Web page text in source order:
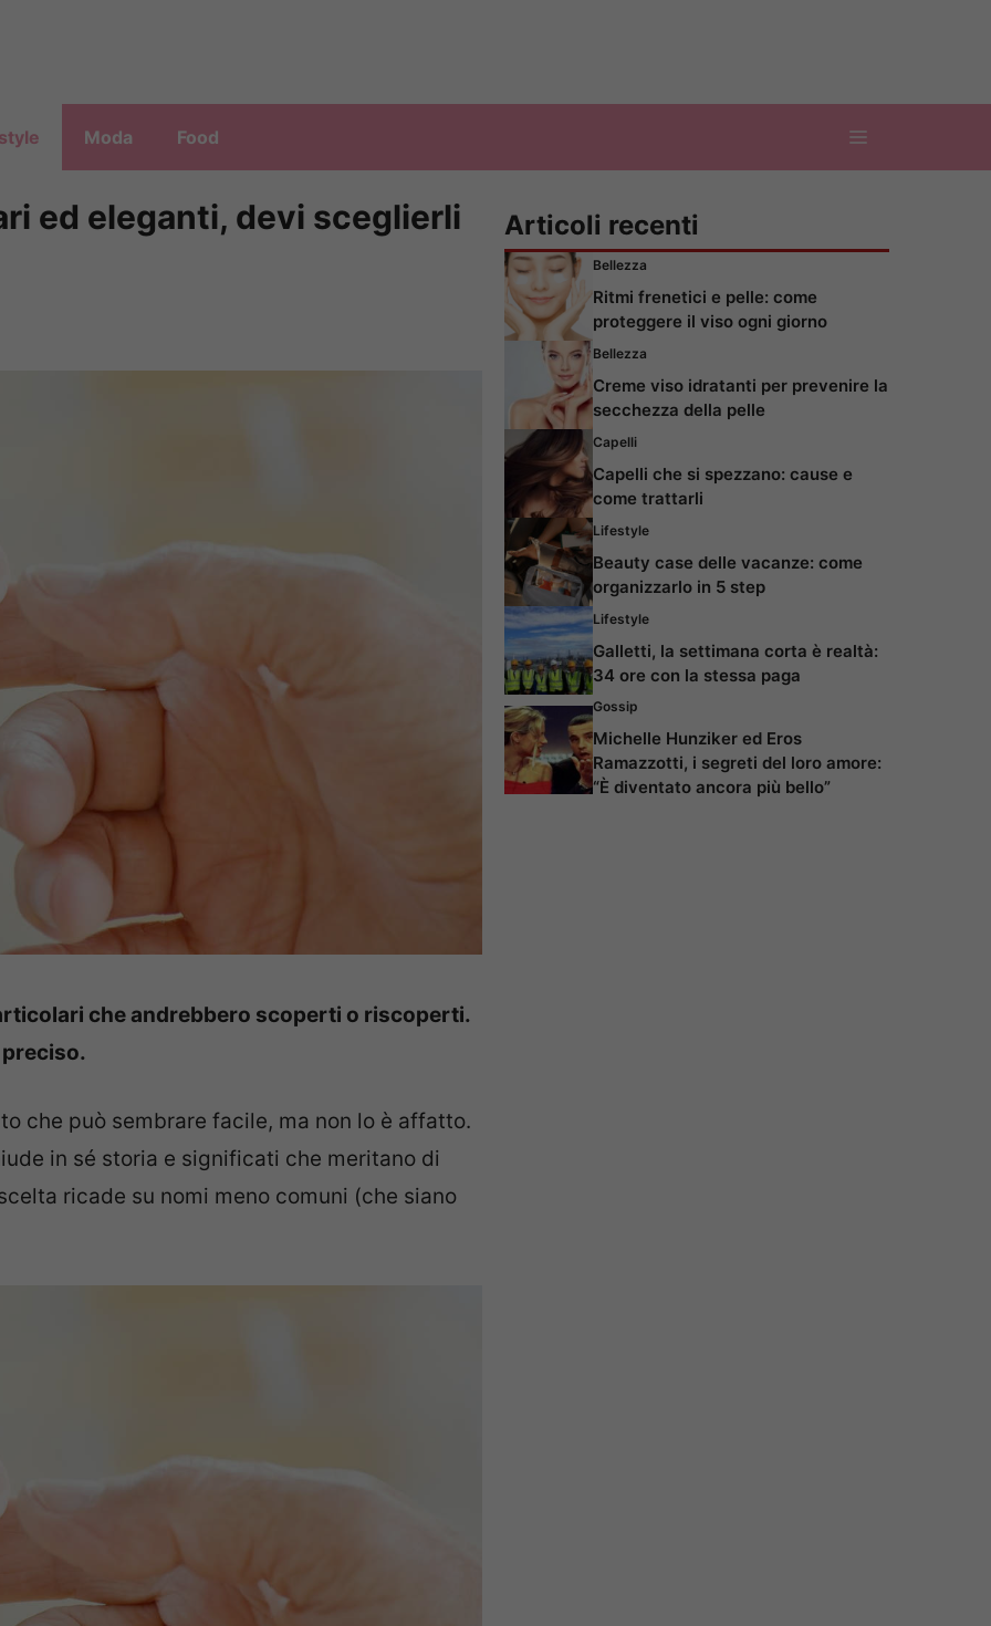
Moda Food
ed eleganti, devi sceglierli
che andrebbero scoperti o riscoperti.
che può sembrare facile, ma non lo è affatto.
in sé storia e significati che meritano di
ricade su nomi meno comuni (che siano
Articoli recenti
Bellezza
Ritmi frenetici e pelle: come
proteggere il viso ogni giorno
Bellezza
Creme viso idratanti per prevenire la
secchezza della pelle
Capelli
Capelli che si spezzano: cause e
come trattarli
Lifestyle
Beauty case delle vacanze: come
organizzarlo in 5 step
Lifestyle
Galletti, la settimana corta è realtà:
34 ore con la stessa paga
Gossip
Michelle Hunziker ed Eros
Ramazzotti, i segreti del loro amore:
“È diventato ancora più bello”